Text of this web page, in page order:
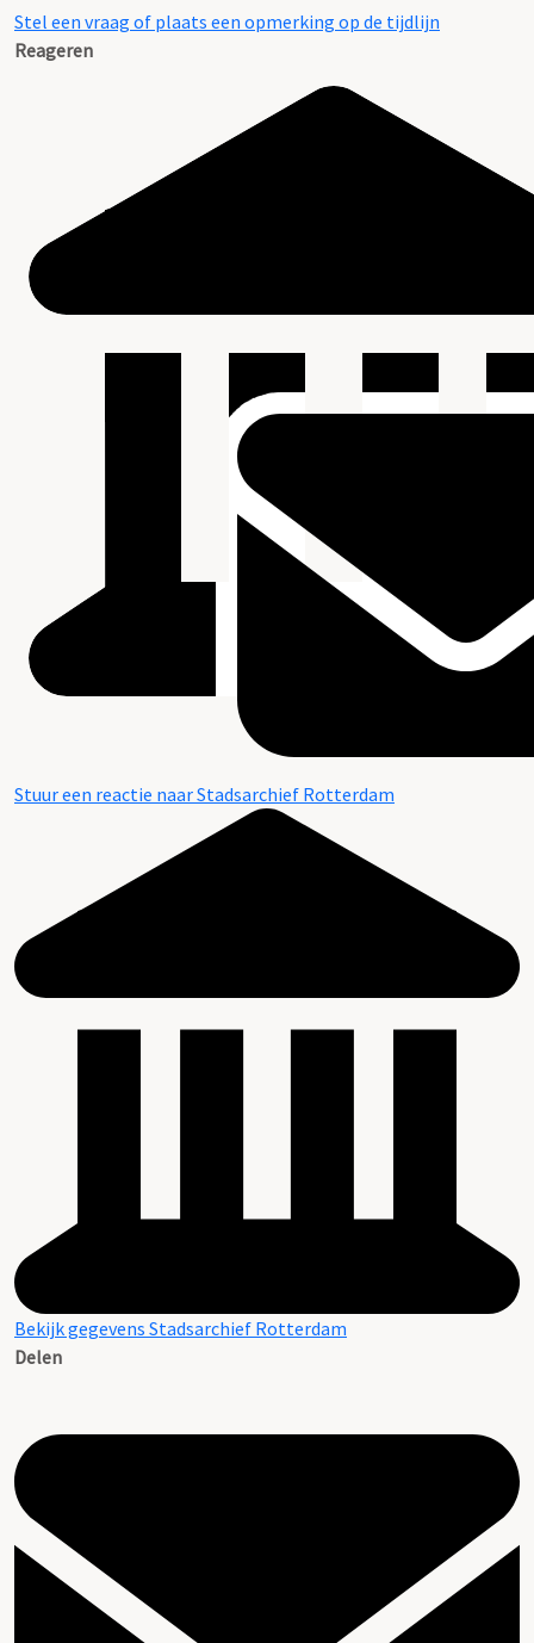
Stel een vraag of plaats een opmerking op de tijdlijn
Reageren
Stuur een reactie naar Stadsarchief Rotterdam
Bekijk gegevens Stadsarchief Rotterdam
Delen